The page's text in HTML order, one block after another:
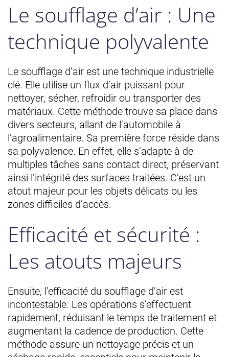
Le soufflage d’air : Une
technique polyvalente
Le soufflage d’air est une technique industrielle
clé. Elle utilise un flux d’air puissant pour
nettoyer, sécher, refroidir ou transporter des
matériaux. Cette méthode trouve sa place dans
divers secteurs, allant de l’automobile à
l’agroalimentaire. Sa première force réside dans
sa polyvalence. En effet, elle s’adapte à de
multiples tâches sans contact direct, préservant
ainsi l’intégrité des surfaces traitées. C’est un
atout majeur pour les objets délicats ou les
zones difficiles d’accès.
Efficacité et sécurité :
Les atouts majeurs
Ensuite, l’efficacité du soufflage d’air est
incontestable. Les opérations s’effectuent
rapidement, réduisant le temps de traitement et
augmentant la cadence de production. Cette
méthode assure un nettoyage précis et un